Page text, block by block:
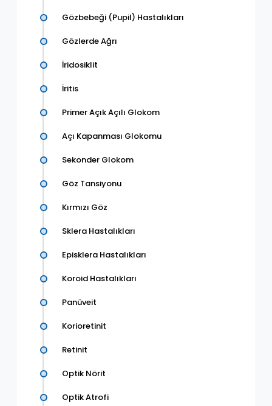
Gözbebeği (Pupil) Hastalıkları
Gözlerde Ağrı
İridosiklit
İritis
Primer Açık Açılı Glokom
Açı Kapanması Glokomu
Sekonder Glokom
Göz Tansiyonu
Kırmızı Göz
Sklera Hastalıkları
Episklera Hastalıkları
Koroid Hastalıkları
Panüveit
Korioretinit
Retinit
Optik Nörit
Optik Atrofi